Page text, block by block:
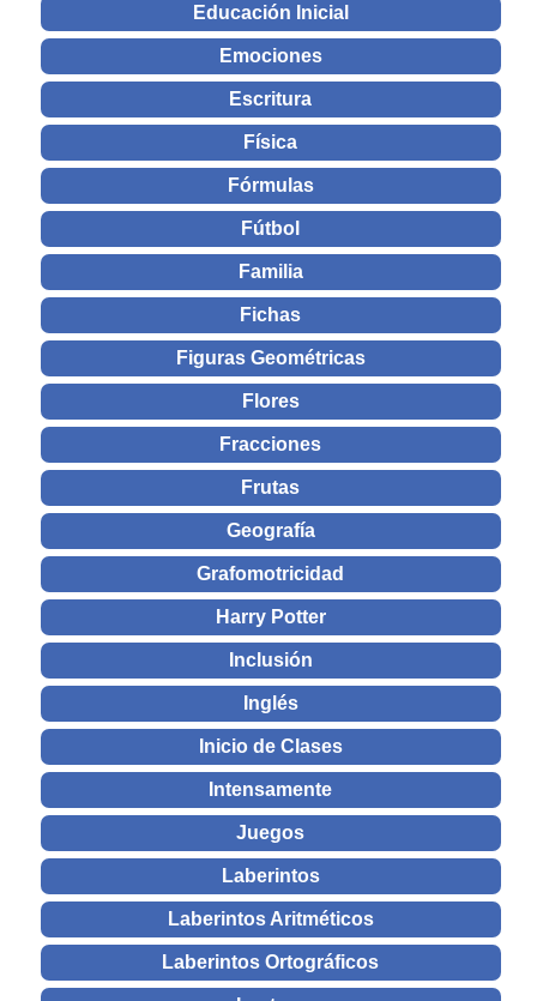
Educación Inicial
Emociones
Escritura
Física
Fórmulas
Fútbol
Familia
Fichas
Figuras Geométricas
Flores
Fracciones
Frutas
Geografía
Grafomotricidad
Harry Potter
Inclusión
Inglés
Inicio de Clases
Intensamente
Juegos
Laberintos
Laberintos Aritméticos
Laberintos Ortográficos